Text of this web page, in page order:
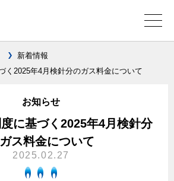
グヒーターの比較
新着情報
く2025年4月検針分のガス料金について
お知らせ
に基づく2025年4月検針分
ス料金について
2025.02.27